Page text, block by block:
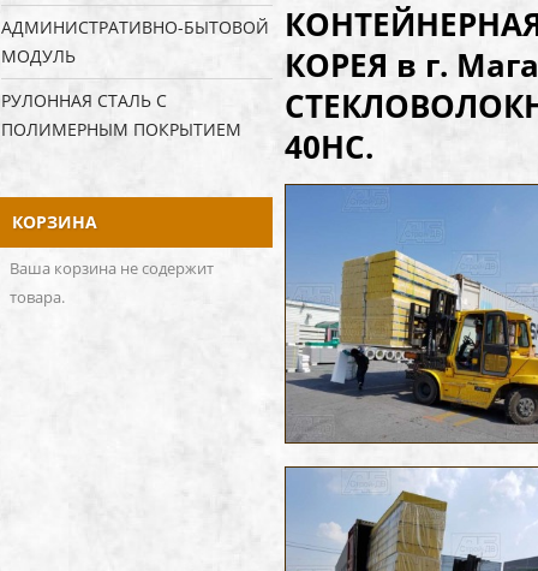
АДМИНИСТРАТИВНО-БЫТОВОЙ
МОДУЛЬ
РУЛОННАЯ СТАЛЬ С
ПОЛИМЕРНЫМ ПОКРЫТИЕМ
КОРЗИНА
Ваша корзина не содержит
товара.
КОРЕЯ в г.
40НС.